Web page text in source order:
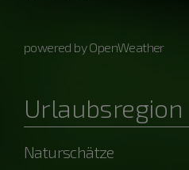
powered by OpenWeather
Urlaubsregion
Naturschätze